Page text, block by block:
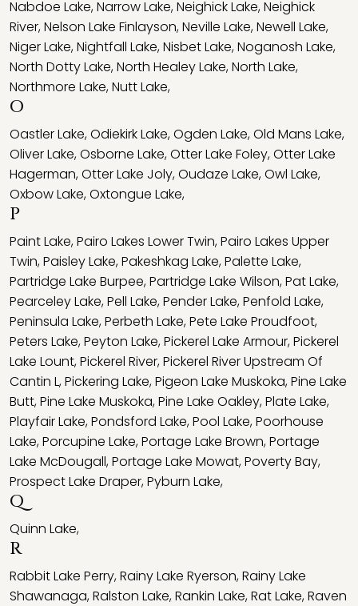
Nabdoe Lake,Narrow Lake,Neighick Lake,Neighick
River,Nelson Lake Finlayson,Neville Lake,Newell Lake,
Niger Lake,Nightfall Lake,Nisbet Lake,Noganosh Lake,
North Dotty Lake,North Healey Lake,North Lake,
Northmore Lake,Nutt Lake,
O
Oastler Lake,Odiekirk Lake,Ogden Lake,Old Mans Lake,
Oliver Lake,Osborne Lake,Otter Lake Foley,Otter Lake
Hagerman,Otter Lake Joly,Oudaze Lake,Owl Lake,
Oxbow Lake,Oxtongue Lake,
P
Paint Lake,Pairo Lakes Lower Twin,Pairo Lakes Upper
Twin,Paisley Lake,Pakeshkag Lake,Palette Lake,
Partridge Lake Burpee,Partridge Lake Wilson,Pat Lake,
Pearceley Lake,Pell Lake,Pender Lake,Penfold Lake,
Peninsula Lake,Perbeth Lake,Pete Lake Proudfoot,
Peters Lake,Peyton Lake,Pickerel Lake Armour,Pickerel
Lake Lount,Pickerel River,Pickerel River Upstream Of
Cantin L,Pickering Lake,Pigeon Lake Muskoka,Pine Lake
Butt,Pine Lake Muskoka,Pine Lake Oakley,Plate Lake,
Playfair Lake,Pondsford Lake,Pool Lake,Poorhouse
Lake,Porcupine Lake,Portage Lake Brown,Portage
Lake McDougall,Portage Lake Mowat,Poverty Bay,
Prospect Lake Draper,Pyburn Lake,
Q
Quinn Lake,
R
Rabbit Lake Perry,Rainy Lake Ryerson,Rainy Lake
Shawanaga,Ralston Lake,Rankin Lake,Rat Lake,Raven